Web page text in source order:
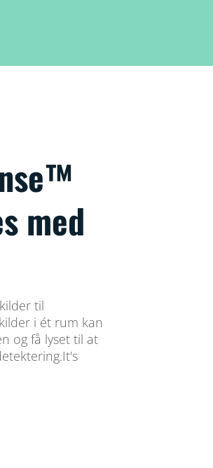
med
til
i ét rum kan
og få lyset til at